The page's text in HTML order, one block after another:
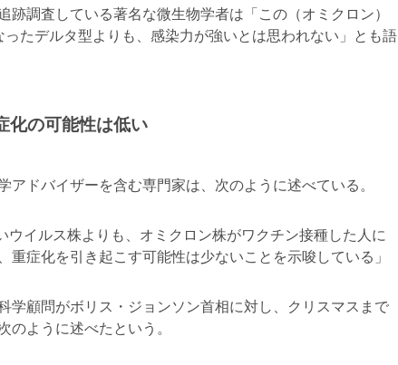
跡調査している著名な微生物学者は「この（オミクロン）
たデルタ型よりも、感染力が強いとは思われない」とも語
化の可能性は低い
アドバイザーを含む専門家は、次のように述べている。
ウイルス株よりも、オミクロン株がワクチン接種した人に
重症化を引き起こす可能性は少ないことを示唆している」
学顧問がボリス・ジョンソン首相に対し、クリスマスまで
のように述べたという。